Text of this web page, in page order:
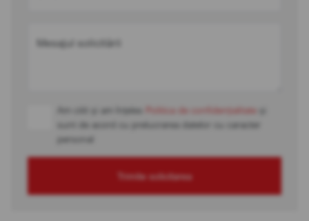
Mesajul solicitării
Am citit și am înțeles Politica de confidențialitate
sunt de acord cu prelucrarea datelor cu caracter
personal
Trimite solicitarea